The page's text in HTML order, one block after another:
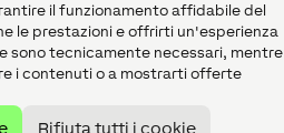
il funzionamento affidabile del
le prestazioni e offrirti un'esperienza
sono tecnicamente necessari, mentre
i contenuti o a mostrarti offerte
Rifiuta tutti i cookie